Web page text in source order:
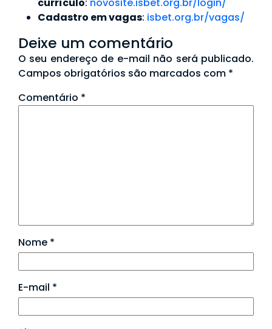
Cadastro em vagas: isbet.org.br/vagas/
Deixe um comentário
O seu endereço de e-mail não será publicado.
Campos obrigatórios são marcados com *
Comentário *
Nome *
E-mail *